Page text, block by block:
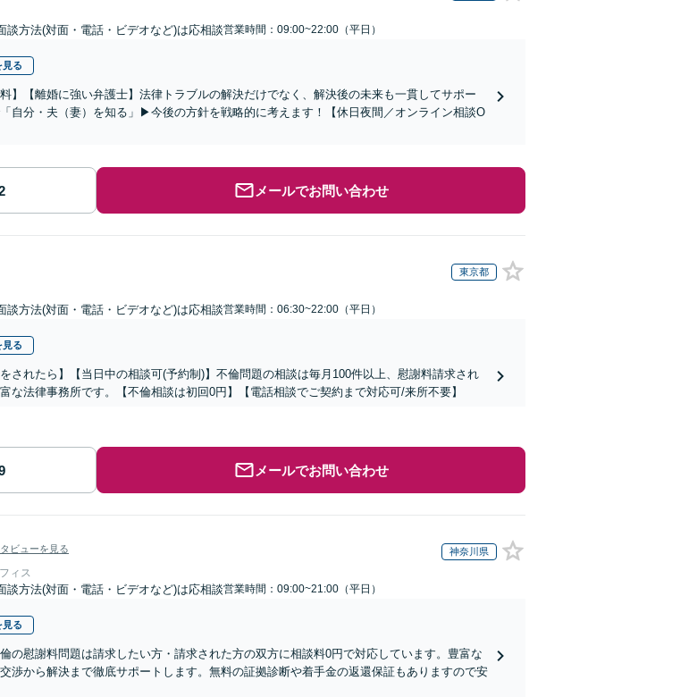
談方法(対面・電話・ビデオなど)は応相談営業時間：09:00~22:00（平日）
見る
】【離婚に強い弁護士】法律トラブルの解決だけでなく、解決後の未来も一貫してサポー
自分・夫（妻）を知る」▶︎今後の方針を戦略的に考えます！【休日夜間／オンライン相談O
メールでお問い合わせ
東京都
談方法(対面・電話・ビデオなど)は応相談営業時間：06:30~22:00（平日）
見る
されたら】【当日中の相談可(予約制)】不倫問題の相談は毎月100件以上、慰謝料請求され
な法律事務所です。【不倫相談は初回0円】【電話相談でご契約まで対応可/来所不要】
メールでお問い合わせ
ビューを見る 神奈川県
ィス
談方法(対面・電話・ビデオなど)は応相談営業時間：09:00~21:00（平日）
見る
の慰謝料問題は請求したい方・請求された方の双方に相談料0円で対応しています。豊富な
渉から解決まで徹底サポートします。無料の証拠診断や着手金の返還保証もありますので安